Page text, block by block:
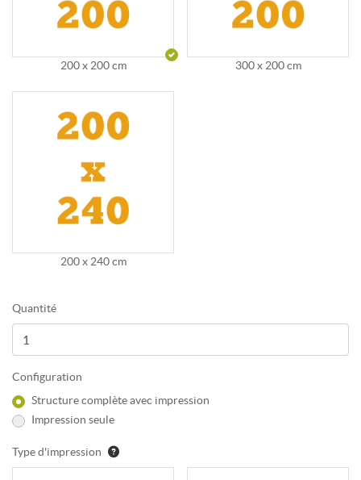
200 x 200 cm 300 x 200 cm
200 x 240 cm
Quantité
Configuration
Structure complète avec impression
Impression seule
Type d'impression